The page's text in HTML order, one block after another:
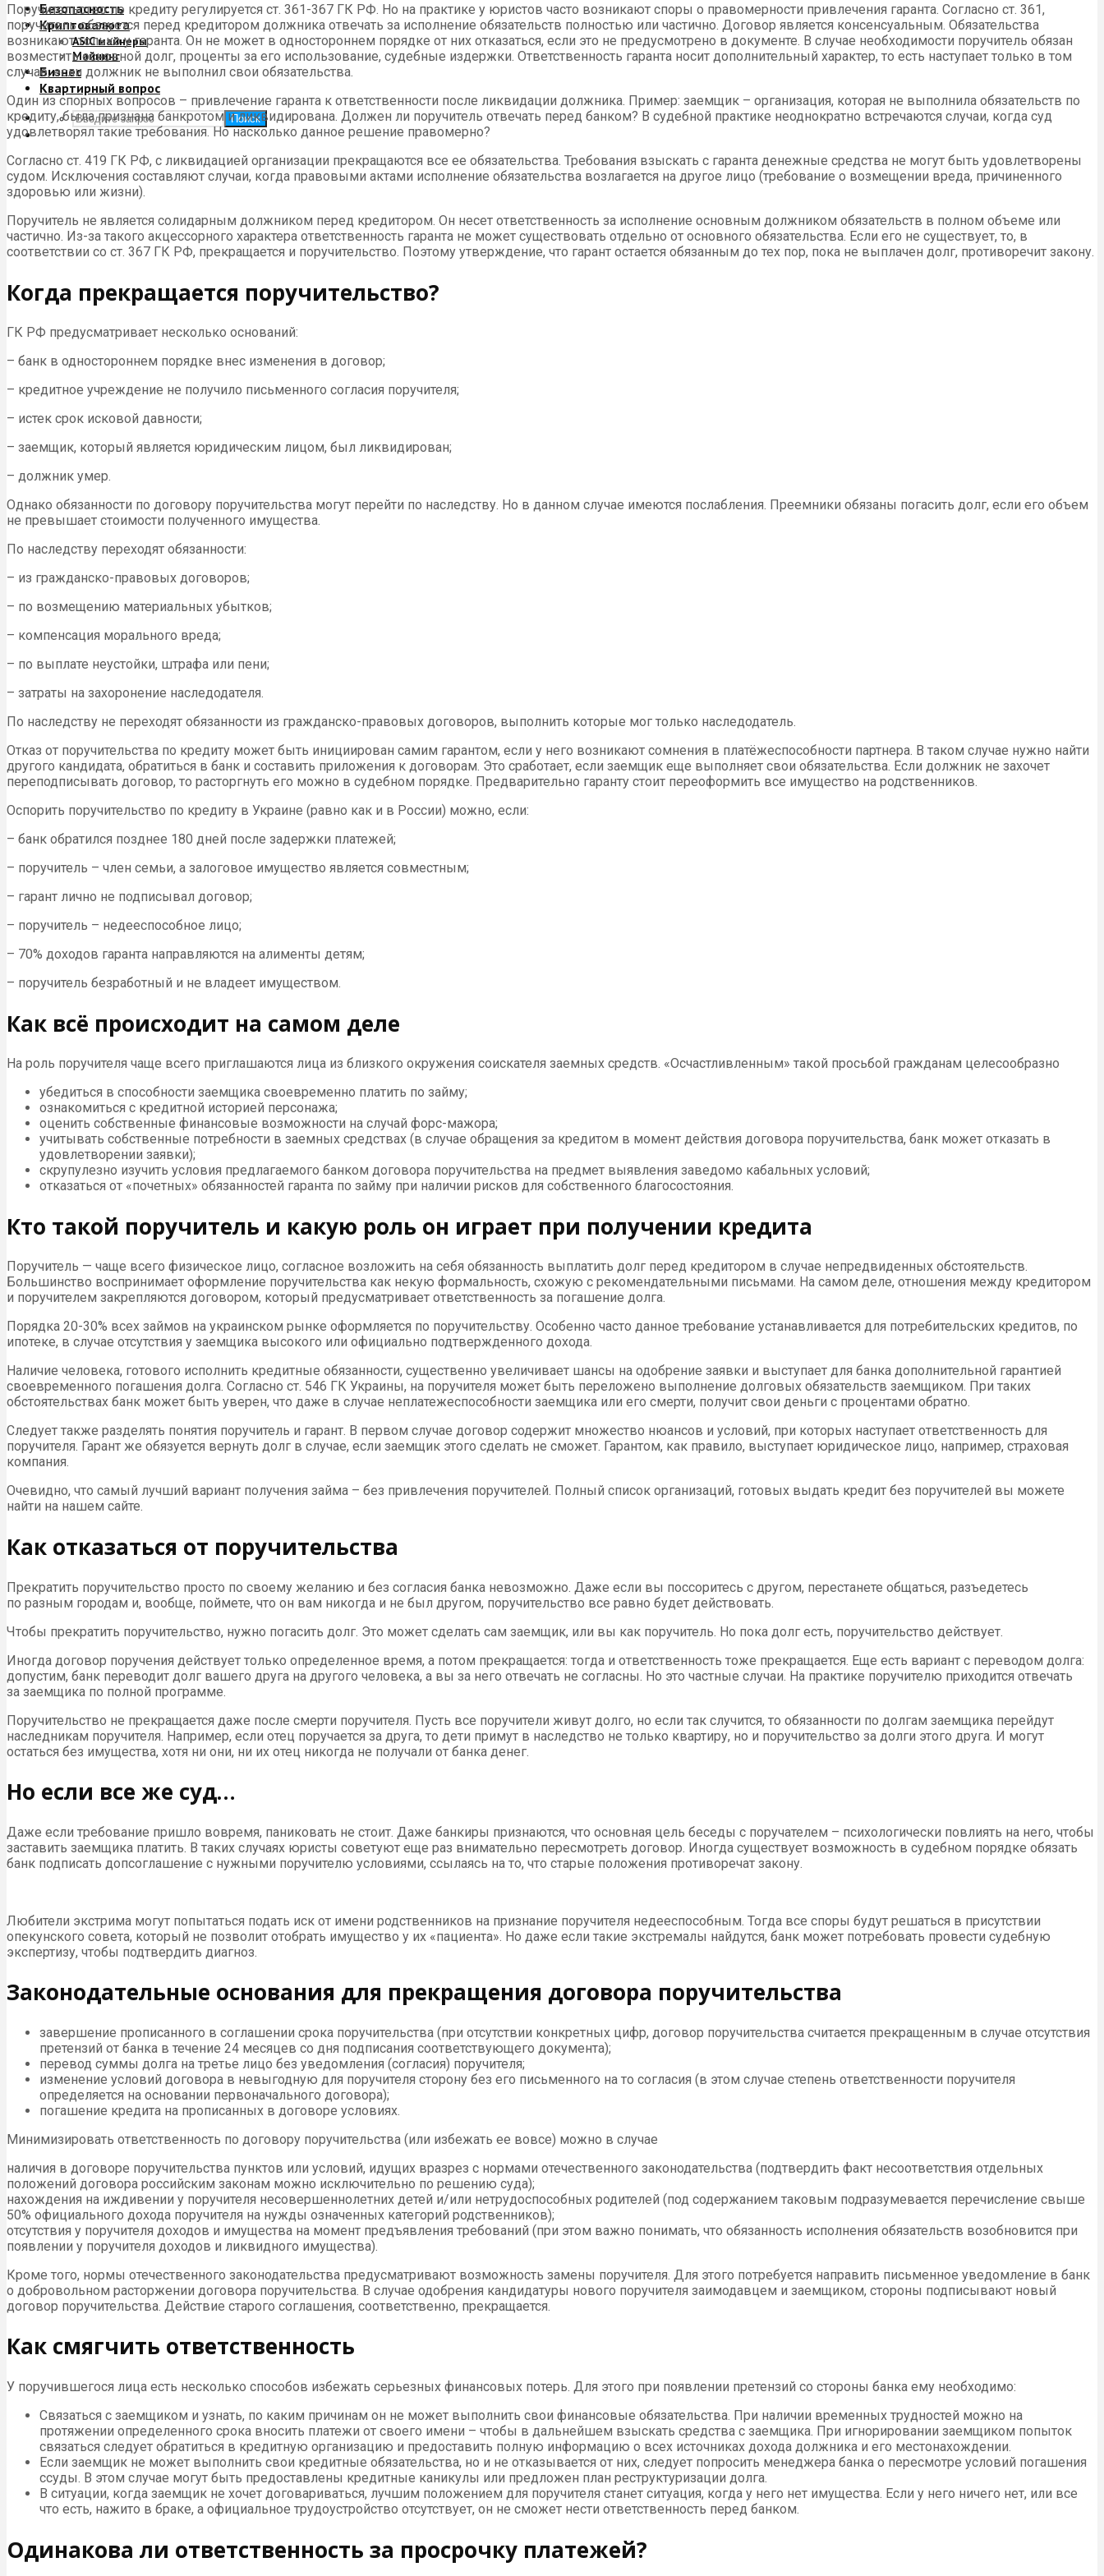
Безопасность
Криптовалюта
ASIC майнеры
Майнинг
Бизнес
Квартирный вопрос
Поиск
Поручительство по кредиту регулируется ст. 361-367 ГК РФ. Но на практике у юристов часто возникают споры о правомерности привлечения гаранта. Согласно ст. 361,
поручитель обязуется перед кредитором должника отвечать за исполнение обязательств полностью или частично. Договор является консенсуальным. Обязательства
возникают только у гаранта. Он не может в одностороннем порядке от них отказаться, если это не предусмотрено в документе. В случае необходимости поручитель обязан
возместить основной долг, проценты за его использование, судебные издержки. Ответственность гаранта носит дополнительный характер, то есть наступает только в том
случае, если должник не выполнил свои обязательства.
Один из спорных вопросов – привлечение гаранта к ответственности после ликвидации должника. Пример: заемщик – организация, которая не выполнила обязательств по
кредиту, была признана банкротом и ликвидирована. Должен ли поручитель отвечать перед банком? В судебной практике неоднократно встречаются случаи, когда суд
удовлетворял такие требования. Но насколько данное решение правомерно?
Согласно ст. 419 ГК РФ, с ликвидацией организации прекращаются все ее обязательства. Требования взыскать с гаранта денежные средства не могут быть удовлетворены
судом. Исключения составляют случаи, когда правовыми актами исполнение обязательства возлагается на другое лицо (требование о возмещении вреда, причиненного
здоровью или жизни).
Поручитель не является солидарным должником перед кредитором. Он несет ответственность за исполнение основным должником обязательств в полном объеме или
частично. Из-за такого акцессорного характера ответственность гаранта не может существовать отдельно от основного обязательства. Если его не существует, то, в
соответствии со ст. 367 ГК РФ, прекращается и поручительство. Поэтому утверждение, что гарант остается обязанным до тех пор, пока не выплачен долг, противоречит закону.
Когда прекращается поручительство?
ГК РФ предусматривает несколько оснований:
– банк в одностороннем порядке внес изменения в договор;
– кредитное учреждение не получило письменного согласия поручителя;
– истек срок исковой давности;
– заемщик, который является юридическим лицом, был ликвидирован;
– должник умер.
Однако обязанности по договору поручительства могут перейти по наследству. Но в данном случае имеются послабления. Преемники обязаны погасить долг, если его объем
не превышает стоимости полученного имущества.
По наследству переходят обязанности:
– из гражданско-правовых договоров;
– по возмещению материальных убытков;
– компенсация морального вреда;
– по выплате неустойки, штрафа или пени;
– затраты на захоронение наследодателя.
По наследству не переходят обязанности из гражданско-правовых договоров, выполнить которые мог только наследодатель.
Отказ от поручительства по кредиту может быть инициирован самим гарантом, если у него возникают сомнения в платёжеспособности партнера. В таком случае нужно найти
другого кандидата, обратиться в банк и составить приложения к договорам. Это сработает, если заемщик еще выполняет свои обязательства. Если должник не захочет
переподписывать договор, то расторгнуть его можно в судебном порядке. Предварительно гаранту стоит переоформить все имущество на родственников.
Оспорить поручительство по кредиту в Украине (равно как и в России) можно, если:
– банк обратился позднее 180 дней после задержки платежей;
– поручитель – член семьи, а залоговое имущество является совместным;
– гарант лично не подписывал договор;
– поручитель – недееспособное лицо;
– 70% доходов гаранта направляются на алименты детям;
– поручитель безработный и не владеет имуществом.
Как всё происходит на самом деле
На роль поручителя чаще всего приглашаются лица из близкого окружения соискателя заемных средств. «Осчастливленным» такой просьбой гражданам целесообразно
убедиться в способности заемщика своевременно платить по займу;
ознакомиться с кредитной историей персонажа;
оценить собственные финансовые возможности на случай форс-мажора;
учитывать собственные потребности в заемных средствах (в случае обращения за кредитом в момент действия договора поручительства, банк может отказать в
удовлетворении заявки);
скрупулезно изучить условия предлагаемого банком договора поручительства на предмет выявления заведомо кабальных условий;
отказаться от «почетных» обязанностей гаранта по займу при наличии рисков для собственного благосостояния.
Кто такой поручитель и какую роль он играет при получении кредита
Поручитель — чаще всего физическое лицо, согласное возложить на себя обязанность выплатить долг перед кредитором в случае непредвиденных обстоятельств.
Большинство воспринимает оформление поручительства как некую формальность, схожую с рекомендательными письмами. На самом деле, отношения между кредитором
и поручителем закрепляются договором, который предусматривает ответственность за погашение долга.
Порядка 20-30% всех займов на украинском рынке оформляется по поручительству. Особенно часто данное требование устанавливается для потребительских кредитов, по
ипотеке, в случае отсутствия у заемщика высокого или официально подтвержденного дохода.
Наличие человека, готового исполнить кредитные обязанности, существенно увеличивает шансы на одобрение заявки и выступает для банка дополнительной гарантией
своевременного погашения долга. Согласно ст. 546 ГК Украины, на поручителя может быть переложено выполнение долговых обязательств заемщиком. При таких
обстоятельствах банк может быть уверен, что даже в случае неплатежеспособности заемщика или его смерти, получит свои деньги с процентами обратно.
Следует также разделять понятия поручитель и гарант. В первом случае договор содержит множество нюансов и условий, при которых наступает ответственность для
поручителя. Гарант же обязуется вернуть долг в случае, если заемщик этого сделать не сможет. Гарантом, как правило, выступает юридическое лицо, например, страховая
компания.
Очевидно, что самый лучший вариант получения займа – без привлечения поручителей. Полный список организаций, готовых выдать кредит без поручителей вы можете
найти на нашем сайте.
Как отказаться от поручительства
Прекратить поручительство просто по своему желанию и без согласия банка невозможно. Даже если вы поссоритесь с другом, перестанете общаться, разъедетесь
по разным городам и, вообще, поймете, что он вам никогда и не был другом, поручительство все равно будет действовать.
Чтобы прекратить поручительство, нужно погасить долг. Это может сделать сам заемщик, или вы как поручитель. Но пока долг есть, поручительство действует.
Иногда договор поручения действует только определенное время, а потом прекращается: тогда и ответственность тоже прекращается. Еще есть вариант с переводом долга:
допустим, банк переводит долг вашего друга на другого человека, а вы за него отвечать не согласны. Но это частные случаи. На практике поручителю приходится отвечать
за заемщика по полной программе.
Поручительство не прекращается даже после смерти поручителя. Пусть все поручители живут долго, но если так случится, то обязанности по долгам заемщика перейдут
наследникам поручителя. Например, если отец поручается за друга, то дети примут в наследство не только квартиру, но и поручительство за долги этого друга. И могут
остаться без имущества, хотя ни они, ни их отец никогда не получали от банка денег.
Но если все же суд…
Даже если требование пришло вовремя, паниковать не стоит. Даже банкиры признаются, что основная цель беседы с поручателем – психологически повлиять на него, чтобы
заставить заемщика платить. В таких случаях юристы советуют еще раз внимательно пересмотреть договор. Иногда существует возможность в судебном порядке обязать
банк подписать допсоглашение с нужными поручителю условиями, ссылаясь на то, что старые положения противоречат закону.
Любители экстрима могут попытаться подать иск от имени родственников на признание поручителя недееспособным. Тогда все споры будут решаться в присутствии
опекунского совета, который не позволит отобрать имущество у их «пациента». Но даже если такие экстремалы найдутся, банк может потребовать провести судебную
экспертизу, чтобы подтвердить диагноз.
Законодательные основания для прекращения договора поручительства
завершение прописанного в соглашении срока поручительства (при отсутствии конкретных цифр, договор поручительства считается прекращенным в случае отсутствия
претензий от банка в течение 24 месяцев со дня подписания соответствующего документа);
перевод суммы долга на третье лицо без уведомления (согласия) поручителя;
изменение условий договора в невыгодную для поручителя сторону без его письменного на то согласия (в этом случае степень ответственности поручителя
определяется на основании первоначального договора);
погашение кредита на прописанных в договоре условиях.
Минимизировать ответственность по договору поручительства (или избежать ее вовсе) можно в случае
наличия в договоре поручительства пунктов или условий, идущих вразрез с нормами отечественного законодательства (подтвердить факт несоответствия отдельных
положений договора российским законам можно исключительно по решению суда);
нахождения на иждивении у поручителя несовершеннолетних детей и/или нетрудоспособных родителей (под содержанием таковым подразумевается перечисление свыше
50% официального дохода поручителя на нужды означенных категорий родственников);
отсутствия у поручителя доходов и имущества на момент предъявления требований (при этом важно понимать, что обязанность исполнения обязательств возобновится при
появлении у поручителя доходов и ликвидного имущества).
Кроме того, нормы отечественного законодательства предусматривают возможность замены поручителя. Для этого потребуется направить письменное уведомление в банк
о добровольном расторжении договора поручительства. В случае одобрения кандидатуры нового поручителя заимодавцем и заемщиком, стороны подписывают новый
договор поручительства. Действие старого соглашения, соответственно, прекращается.
Как смягчить ответственность
У поручившегося лица есть несколько способов избежать серьезных финансовых потерь. Для этого при появлении претензий со стороны банка ему необходимо:
Связаться с заемщиком и узнать, по каким причинам он не может выполнить свои финансовые обязательства. При наличии временных трудностей можно на
протяжении определенного срока вносить платежи от своего имени – чтобы в дальнейшем взыскать средства с заемщика. При игнорировании заемщиком попыток
связаться следует обратиться в кредитную организацию и предоставить полную информацию о всех источниках дохода должника и его местонахождении.
Если заемщик не может выполнить свои кредитные обязательства, но и не отказывается от них, следует попросить менеджера банка о пересмотре условий погашения
ссуды. В этом случае могут быть предоставлены кредитные каникулы или предложен план реструктуризации долга.
В ситуации, когда заемщик не хочет договариваться, лучшим положением для поручителя станет ситуация, когда у него нет имущества. Если у него ничего нет, или все
что есть, нажито в браке, а официальное трудоустройство отсутствует, он не сможет нести ответственность перед банком.
Одинакова ли ответственность за просрочку платежей?